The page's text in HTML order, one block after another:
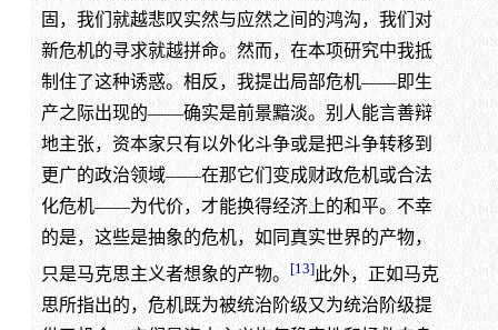
固，我们就越悲叹实然与应然之间的鸿沟，我们对
新危机的寻求就越拼命。然而，在本项研究中我抵
制住了这种诱惑。相反，我提出局部危机——即生
产之际出现的——确实是前景黯淡。别人能言善辩
地主张，资本家只有以外化斗争或是把斗争转移到
更广的政治领域——在那它们变成财政危机或合法
化危机——为代价，才能换得经济上的和平。不幸
的是，这些是抽象的危机，如同真实世界的产物，
只是马克思主义者想象的产物。 [13]此外，正如马克
思所指出的，危机既为被统治阶级又为统治阶级提